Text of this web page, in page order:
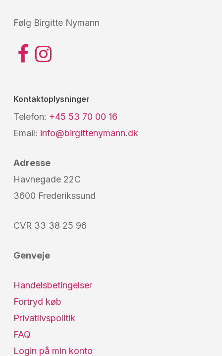
Følg Birgitte Nymann
Kontaktoplysninger
Telefon: +45 53 70 00 16
Email: info@birgittenymann.dk
Adresse
Havnegade 22C
3600 Frederikssund
CVR 33 38 25 96
Genveje
Handelsbetingelser
Fortryd køb
Privatlivspolitik
FAQ
Login på min konto